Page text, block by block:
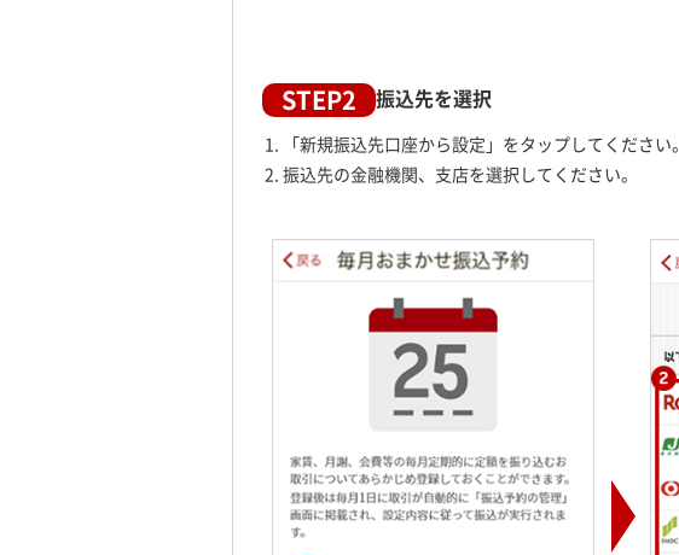
STEP2 振込先を選択
「新規振込先口座から設定」をタップしてください。
振込先の金融機関、支店を選択してください。